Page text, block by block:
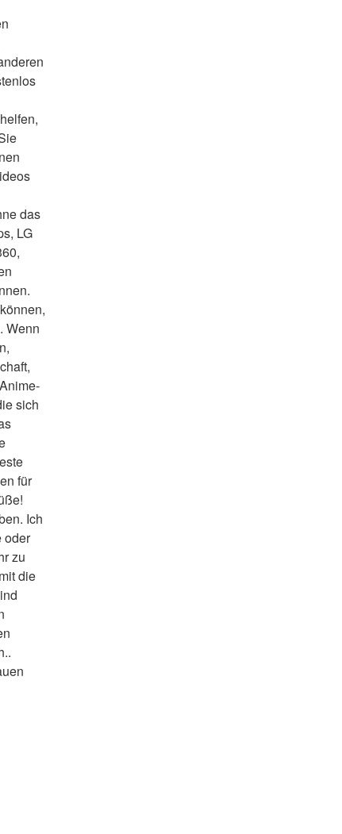
das
LG
Wenn
sich
für
Ich
oder
zu
die